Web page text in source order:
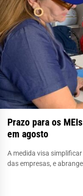
Prazo para os
em agosto
A medida visa
das empresas, e